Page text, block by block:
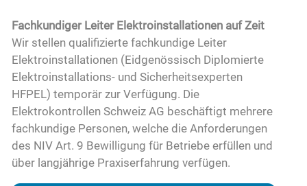
Fachkundiger Leiter Elektroinstallationen auf Zeit
Wir stellen qualifizierte fachkundige Leiter
Elektroinstallationen (Eidgenössisch Diplomierte
Elektroinstallations- und Sicherheitsexperten
HFPEL) temporär zur Verfügung. Die
Elektrokontrollen Schweiz AG beschäftigt mehrere
fachkundige Personen, welche die Anforderungen
des NIV Art. 9 Bewilligung für Betriebe erfüllen und
über langjährige Praxiserfahrung verfügen.